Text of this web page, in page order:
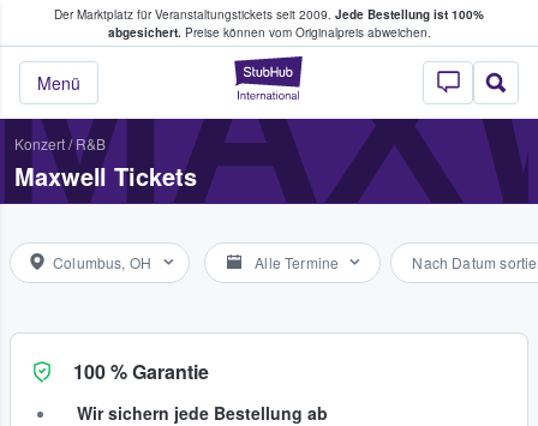
Der Marktplatz für Veranstaltungstickets seit 2009. Jede Bestellung ist 100%
abgesichert.Preise können vom Originalpreis abweichen.
StubHub - Wo
Menü
Tickets kaufen & verkaufen
Konzert/ R&B
Maxwell Tickets
Columbus, OH Alle Termine Nach Datum
100 % Garantie
Wir sichern jede Bestellung ab